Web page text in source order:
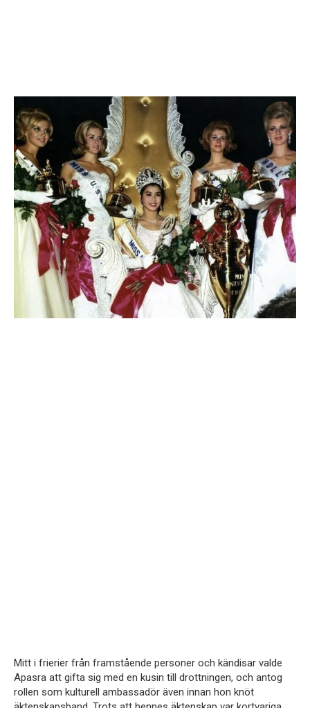
Mitt i frierier från framstående personer och kändisar valde
Apasra att gifta sig med en kusin till drottningen, och antog
rollen som kulturell ambassadör även innan hon knöt